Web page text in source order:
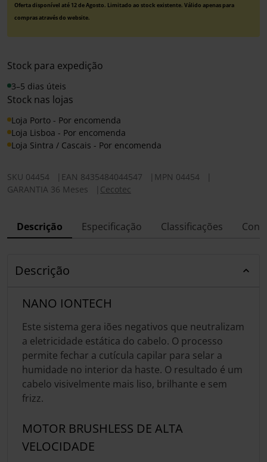
Oferta disponível até 12 de Agosto. Limitado ao stock existente. Válido apenas para
compras através do website.
Stock para expedição
3–5 dias úteis
Stock nas lojas
Loja Porto - Por encomenda
Loja Lisboa - Por encomenda
Loja Sintra / Cascais - Por encomenda
SKU 04454 EAN 8435484044547 MPN 04454
GARANTIA 36 Meses
Cecotec
Descrição Especificação Classificações
Descrição
NANO IONTECH
Este sistema gera iões negativos que neutralizam
a eletricidade estática do cabelo. O processo
permite fechar a cutícula capilar para selar a
humidade no interior da haste. O resultado é um
cabelo visivelmente mais liso, brilhante e sem
frizz.
MOTOR BRUSHLESS DE ALTA
VELOCIDADE